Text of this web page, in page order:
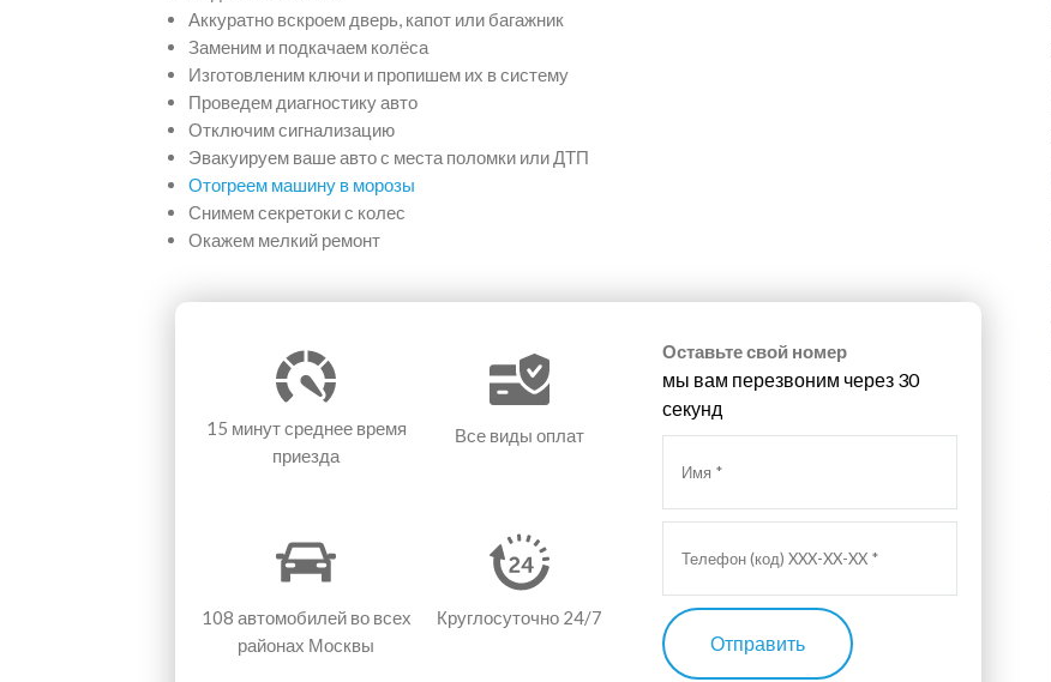
Аккуратно вскроем дверь, капот или багажник
Заменим и подкачаем колёса
Изготовленим ключи и пропишем их в систему
Проведем диагностику авто
Отключим сигнализацию
Эвакуируем ваше авто с места поломки или ДТП
Отогреем машину в морозы
Снимем секретоки с колес
Окажем мелкий ремонт
15 минутсреднее время
приезда
Все виды оплат
108 автомобилей во всех
районах Москвы
Круглосуточно 24/7
Оставьте свой номер
мы вам перезвоним через 30
секунд
Отправить